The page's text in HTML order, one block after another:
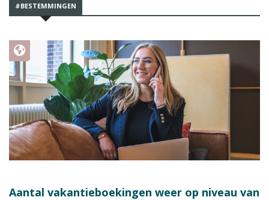
#BESTEMMINGEN
Aantal vakantieboekingen weer op niveau van